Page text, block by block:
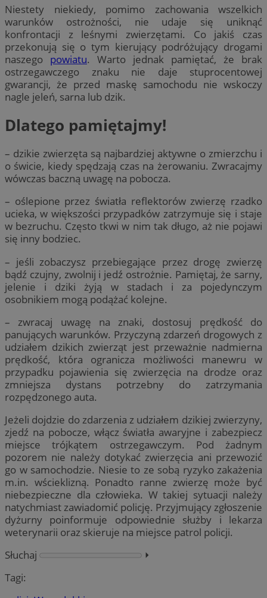
Niestety niekiedy, pomimo zachowania wszelkich
warunków ostrożności, nie udaje się uniknąć
konfrontacji z leśnymi zwierzętami. Co jakiś czas
przekonują się o tym kierujący podróżujący drogami
naszego powiatu. Warto jednak pamiętać, że brak
ostrzegawczego znaku nie daje stuprocentowej
gwarancji, że przed maskę samochodu nie wskoczy
nagle jeleń, sarna lub dzik.
Dlatego pamiętajmy!
– dzikie zwierzęta są najbardziej aktywne o zmierzchu i
o świcie, kiedy spędzają czas na żerowaniu. Zwracajmy
wówczas baczną uwagę na pobocza.
– oślepione przez światła reflektorów zwierzę rzadko
ucieka, w większości przypadków zatrzymuje się i staje
w bezruchu. Często tkwi w nim tak długo, aż nie pojawi
się inny bodziec.
– jeśli zobaczysz przebiegające przez drogę zwierzę
bądź czujny, zwolnij i jedź ostrożnie. Pamiętaj, że sarny,
jelenie i dziki żyją w stadach i za pojedynczym
osobnikiem mogą podążać kolejne.
– zwracaj uwagę na znaki, dostosuj prędkość do
panujących warunków. Przyczyną zdarzeń drogowych z
udziałem dzikich zwierząt jest przeważnie nadmierna
prędkość, która ogranicza możliwości manewru w
przypadku pojawienia się zwierzęcia na drodze oraz
zmniejsza dystans potrzebny do zatrzymania
rozpędzonego auta.
Jeżeli dojdzie do zdarzenia z udziałem dzikiej zwierzyny,
zjedź na pobocze, włącz światła awaryjne i zabezpiecz
miejsce trójkątem ostrzegawczym. Pod żadnym
pozorem nie należy dotykać zwierzęcia ani przewozić
go w samochodzie. Niesie to ze sobą ryzyko zakażenia
m.in. wścieklizną. Ponadto ranne zwierzę może być
niebezpieczne dla człowieka. W takiej sytuacji należy
natychmiast zawiadomić policję. Przyjmujący zgłoszenie
dyżurny poinformuje odpowiednie służby i lekarza
weterynarii oraz skieruje na miejsce patrol policji.
Słuchaj
⏵︎
Tagi: